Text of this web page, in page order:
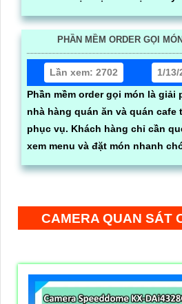
phân bếp mà không cần thông
chính sát cao giúp khách hàng
trạng thái món ăn của mình
PHẦN MỀM ORDER GỌI
Lần xem: 2702
1/13/
Phần mềm order gọi món là giải
nhà hàng quán ăn và quán
phục vụ. Khách hàng chỉ cần
xem menu và đặt món nhanh
CAMERA QUAN SÁT